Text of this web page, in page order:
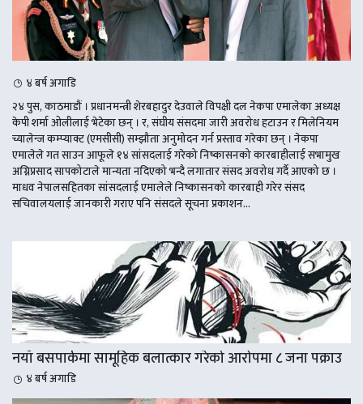
४ बर्ष अगाडि
२४ पुस, काठमाडौं । प्रधानमन्त्री शेरबहादुर देउवाले विपक्षी दल नेकपा एमालेका अध्यक्ष
केपी शर्मा ओलीलाई भेटेका छन् । र, संघीय संसदमा जारी अवरोध हटाउन र मिलेनियम
च्यालेन्ज कम्प्याक्ट (एमसीसी) सम्झौता अनुमोदन गर्न प्रस्ताव गरेका छन् । नेकपा
एमालेले गत साउन आफूले १४ सांसदलाई गरेको निष्कासनको कारबाहीलाई सभामुख
अग्निप्रसाद सापकोटाले मान्यता नदिएको भन्दै लगातार संसद अवरोध गर्दै आएको छ ।
माधव नेपालसहितका सांसदलाई एमालेले निष्कासनको कारबाही गरेर संसद
सचिवालयलाई जानकारी गराए पनि संसदले सूचना प्रकाशन...
नयाँ बसपार्कमा सामूहिक बलात्कार गरेको आरोपमा ८ जना पक्राउ
४ बर्ष अगाडि